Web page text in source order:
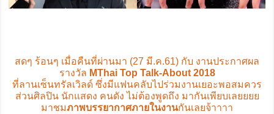
สดๆ ร้อนๆ เมื่อคืนที่ผ่านมา (27 มี.ค.61) กับ งานประกาศผล
รางวัล MThai Top Talk-About 2018
ที่ลานเซ็นทรัลเวิลด์ ซึ่งมีแฟนคลับไปร่วมงานเยอะพอสมควร
ส่วนศิลปิน นักแสดง คนดัง ไม่ต้องพูดถึง มากันเพียบเลยยยย
มาชมภาพบรรยากาศภายในงานกันเลยจ้าาาา